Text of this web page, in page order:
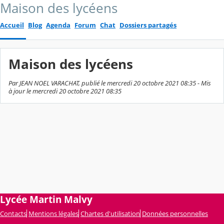
Maison des lycéens
Accueil Blog Agenda Forum Chat Dossiers partagés
Maison des lycéens
Par JEAN NOEL VARACHAT, publié le mercredi 20 octobre 2021 08:35 - Mis
à jour le mercredi 20 octobre 2021 08:35
Lycée Martin Malvy
Contacts Mentions légales Chartes d'utilisation Données personnelles